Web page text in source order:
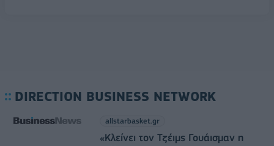
DIRECTION BUSINESS NETWORK
allstarbasket.gr
«Κλείνει τον Τζέιμς Γουάισμαν η